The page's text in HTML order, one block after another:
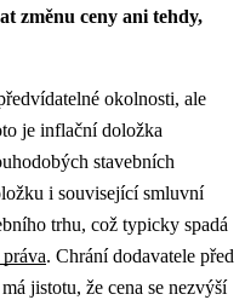
změnu ceny ani tehdy,
okolnosti, ale
je inflační doložka
stavebních
i související smluvní
trhu, což typicky spadá
. Chrání dodavatele před
jistotu, že cena se nezvýší